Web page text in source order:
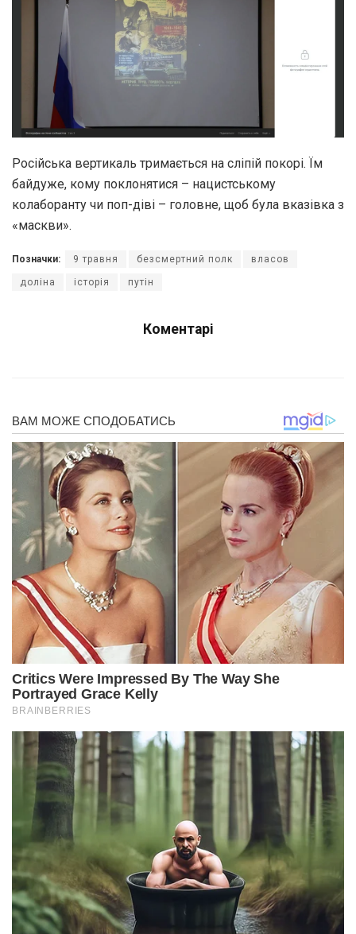
Російська вертикаль тримається на сліпій покорі. Їм
байдуже, кому поклонятися – нацистському
колаборанту чи поп-діві – головне, щоб була вказівка з
«маскви».
Позначки: 9 травня безсмертний полк власов
доліна історія путін
Коментарі